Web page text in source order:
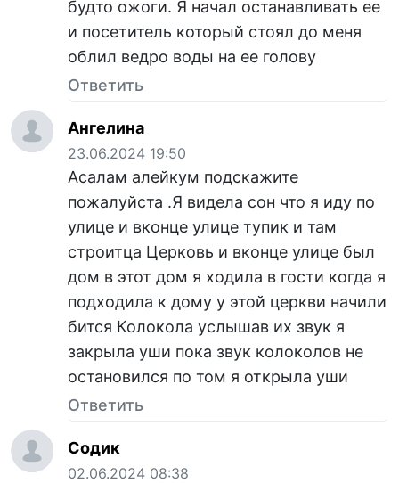
будто ожоги. Я начал останавливать ее
и посетитель который стоял до меня
облил ведро воды на ее голову
Ответить
Ангелина
23.06.2024 19:50
Асалам алейкум подскажите
пожалуйста .Я видела сон что я иду по
улице и вконце улице тупик и там
строитца Церковь и вконце улице был
дом в этот дом я ходила в гости когда я
подходила к дому у этой церкви начили
бится Колокола услышав их звук я
закрыла уши пока звук колоколов не
остановился по том я открыла уши
Ответить
Содик
02.06.2024 08:38